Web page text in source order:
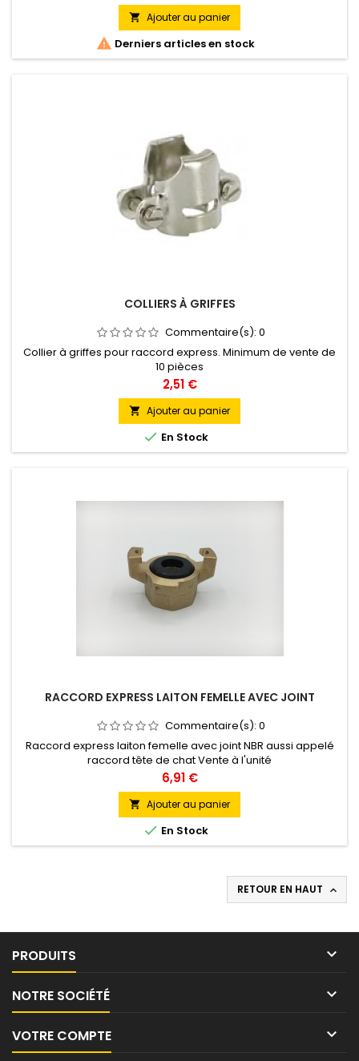
 Ajouter au panier
 Derniers articles en stock
COLLIERS À GRIFFES
Commentaire(s): 0
Collier à griffes pour raccord express. Minimum de vente de
10 pièces
Prix
2,51 €
 Ajouter au panier
 En Stock
RACCORD EXPRESS LAITON FEMELLE AVEC JOINT
Commentaire(s): 0
Raccord express laiton femelle avec joint NBR aussi appelé
raccord tête de chat Vente à l'unité
Prix
6,91 €
 Ajouter au panier
 En Stock
RETOUR EN HAUT 
PRODUITS 
NOTRE SOCIÉTÉ 
VOTRE COMPTE 